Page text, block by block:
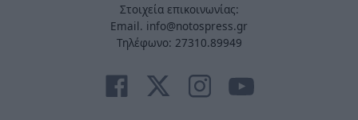
Στοιχεία επικοινωνίας:
Email. info@notospress.gr
Τηλέφωνο: 27310.89949